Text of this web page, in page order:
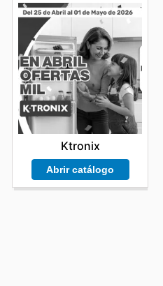
Ktronix
Abrir catálogo